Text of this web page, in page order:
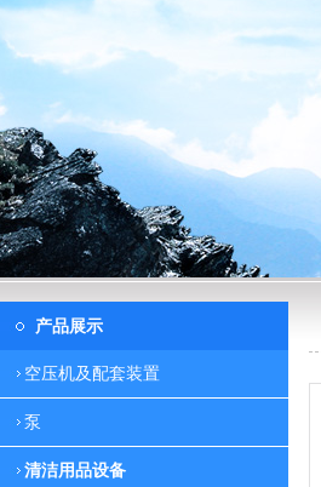
产品展示
空压机及配套装置
泵
清洁用品设备